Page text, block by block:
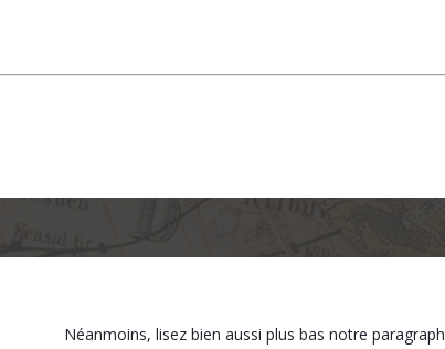
Néanmoins, lisez bien aussi plus bas notre